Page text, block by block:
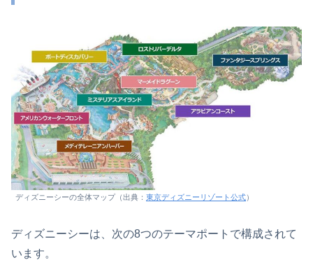
ディズニーシーの全体マップ（出典： 東京ディズニーリゾート公式）
ディズニーシーは、次の8つのテーマポートで構成されて
います。